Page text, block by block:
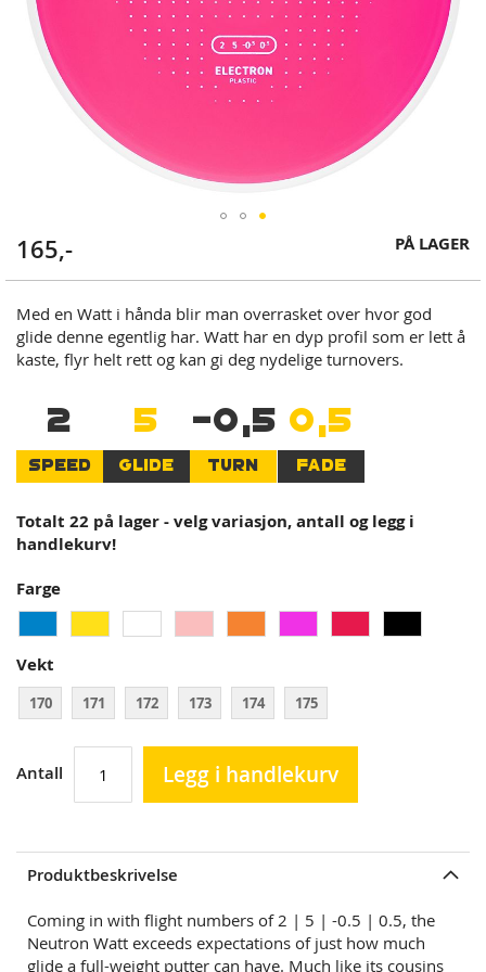
Skip
to
the
beginning
of
the
165,- PÅ LAGER
Med en Watt i hånda blir man overrasket over hvor god
glide denne egentlig har. Watt har en dyp profil som er lett å
kaste, flyr helt rett og kan gi deg nydelige turnovers.
2
SPEED
5
GLIDE
-0,5
TURN
0,5
FADE
Totalt 22 på lager - velg variasjon, antall og legg i
handlekurv!
Farge
Vekt
170 171 172 173 174 175
Antall Legg i handlekurv
Produktbeskrivelse
Coming in with flight numbers of 2 | 5 | -0.5 | 0.5, the
Neutron Watt exceeds expectations of just how much
glide a full-weight putter can have. Much like its cousins